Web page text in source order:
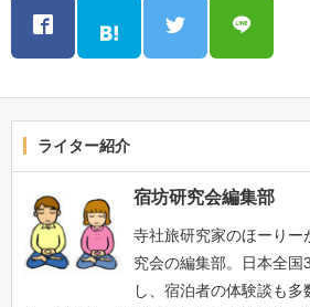
ライター紹介
宿坊研究会編集部
寺社旅研究家のほーりー
究会の編集部。日本全
し、宿泊者の体験談も